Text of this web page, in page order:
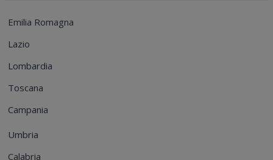
Emilia Romagna
Lazio
Lombardia
Toscana
Campania
Umbria
Calabria